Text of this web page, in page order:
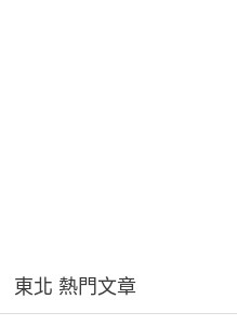
東北 熱門文章